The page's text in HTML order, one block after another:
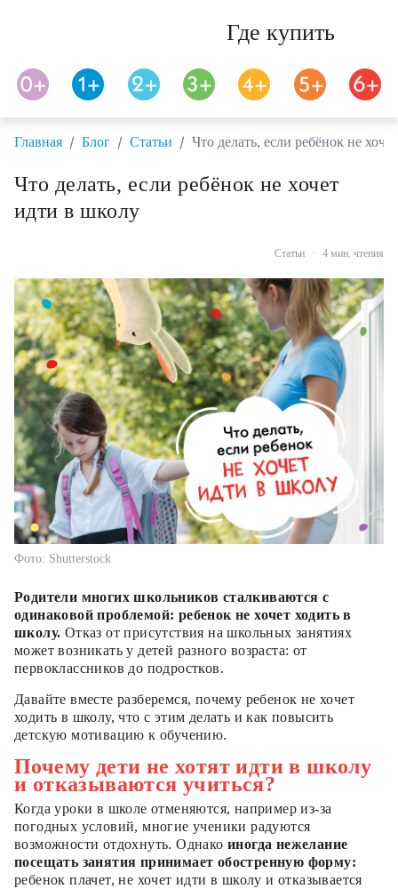
Где купить
Главная / Блог / Статьи / Что делать, если ребёнок не
Что делать, если ребёнок не хочет
идти в школу
Статьи · 4 мин. чтения
Фото: Shutterstock
Родители многих школьников сталкиваются с
одинаковой проблемой: ребенок не хочет ходить в
школу. Отказ от присутствия на школьных занятиях
может возникать у детей разного возраста: от
первоклассников до подростков.
Давайте вместе разберемся, почему ребенок не хочет
ходить в школу, что с этим делать и как повысить
детскую мотивацию к обучению.
Почему дети не хотят идти в школу
и отказываются учиться?
Когда уроки в школе отменяются, например из-за
погодных условий, многие ученики радуются
возможности отдохнуть. Однако иногда нежелание
посещать занятия принимает обостренную форму:
ребенок плачет, не хочет идти в школу и отказывается